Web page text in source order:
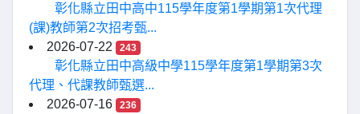
彰化縣立田中高中115學年度第1學期第1次代理
(課)教師第2次招考甄...
2026-07-22
243
彰化縣立田中高級中學115學年度第1學期第3次
代理、代課教師甄選...
2026-07-16
236